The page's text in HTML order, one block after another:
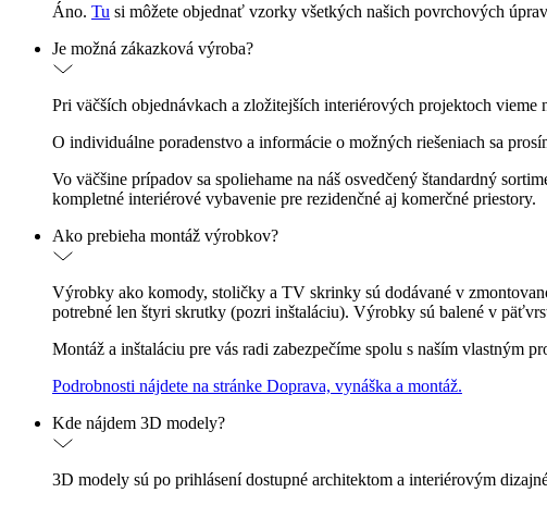
Áno. Tu si môžete objednať vzorky všetkých našich povrchových
Je možná zákazková výroba?
Pri väčších objednávkach a zložitejších interiérových projektoch
O individuálne poradenstvo a informácie o možných riešeniach sa
Vo väčšine prípadov sa spoliehame na náš osvedčený štandardný
kompletné interiérové vybavenie pre rezidenčné aj komerčné priestory.
Ako prebieha montáž výrobkov?
Výrobky ako komody, stoličky a TV skrinky sú dodávané v
potrebné len štyri skrutky (pozri inštaláciu). Výrobky sú balené v
Montáž a inštaláciu pre vás radi zabezpečíme spolu s naším vlastným
Podrobnosti nájdete na stránke Doprava, vynáška a montáž.
Kde nájdem 3D modely?
3D modely sú po prihlásení dostupné architektom a interiérovým